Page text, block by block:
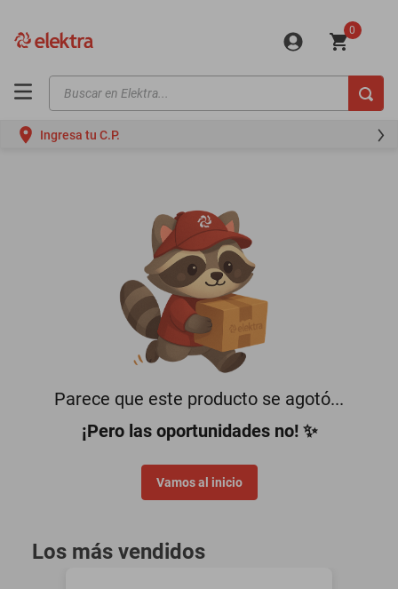
0
Buscar en Elektra...
Ingresa tu C.P.
Parece que este producto se agotó...
¡Pero las oportunidades no! ✨
Vamos al inicio
Los más vendidos
motos
oppo
motoneta